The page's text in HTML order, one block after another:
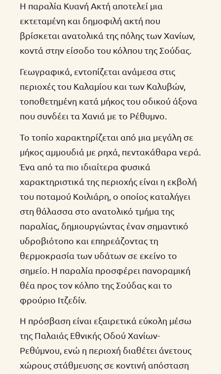
Η παραλία Κυανή Ακτή αποτελεί μια
εκτεταμένη και δημοφιλή ακτή που
βρίσκεται ανατολικά της πόλης των Χανίων,
κοντά στην είσοδο του κόλπου της Σούδας.
Γεωγραφικά, εντοπίζεται ανάμεσα στις
περιοχές του Καλαμίου και των Καλυβών,
τοποθετημένη κατά μήκος του οδικού άξονα
που συνδέει τα Χανιά με το Ρέθυμνο.
Το τοπίο χαρακτηρίζεται από μια μεγάλη σε
μήκος αμμουδιά με ρηχά, πεντακάθαρα νερά.
Ένα από τα πιο ιδιαίτερα φυσικά
χαρακτηριστικά της περιοχής είναι η εκβολή
του ποταμού Κοιλιάρη, ο οποίος καταλήγει
στη θάλασσα στο ανατολικό τμήμα της
παραλίας, δημιουργώντας έναν σημαντικό
υδροβιότοπο και επηρεάζοντας τη
θερμοκρασία των υδάτων σε εκείνο το
σημείο. Η παραλία προσφέρει πανοραμική
θέα προς τον κόλπο της Σούδας και το
φρούριο Ιτζεδίν.
Η πρόσβαση είναι εξαιρετικά εύκολη μέσω
της Παλαιάς Εθνικής Οδού Χανίων-
Ρεθύμνου, ενώ η περιοχή διαθέτει άνετους
χώρους στάθμευσης σε κοντινή απόσταση